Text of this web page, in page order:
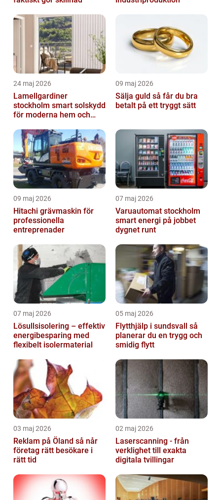
24 maj 2026
Lamellgardiner
stockholm smart solskydd
för moderna hem och
09 maj 2026
Sälja guld så får du bra
betalt på ett tryggt sätt
09 maj 2026
Hitachi grävmaskin för
professionella
entreprenader
07 maj 2026
Varuautomat stockholm
smart energi på jobbet
dygnet runt
07 maj 2026
Lösullsisolering – effektiv
energibesparing med
flexibelt isolermaterial
05 maj 2026
Flytthjälp i sundsvall så
planerar du en trygg och
smidig flytt
03 maj 2026
Reklam på Öland så når
företag rätt besökare i
rätt tid
02 maj 2026
Laserscanning - från
verklighet till exakta
digitala tvillingar